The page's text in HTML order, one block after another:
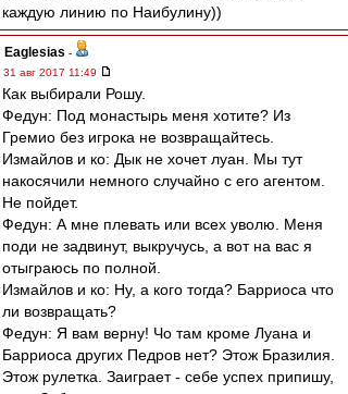
каждую линию по Наибулину))
Eaglesias -
31 авг 2017 11:49
Как выбирали Рошу.
Федун: Под монастырь меня хотите? Из
Гремио без игрока не возвращайтесь.
Измайлов и ко: Дык не хочет луан. Мы тут
накосячили немного случайно с его агентом.
Не пойдет.
Федун: А мне плевать или всех уволю. Меня
поди не задвинут, выкручусь, а вот на вас я
отыграюсь по полной.
Измайлов и ко: Ну, а кого тогда? Барриоса что
ли возвращать?
Федун: Я вам верну! Чо там кроме Луана и
Барриоса других Педров нет? Этож Бразилия.
Этож рулетка. Заиграет - себе успех припишу,